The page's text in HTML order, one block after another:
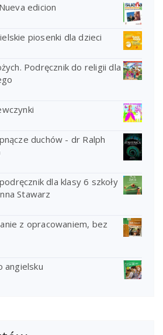
edicion
piosenki dla dzieci
Podręcznik do religii dla
duchów - dr Ralph
dla klasy 6 szkoły
Stawarz
z opracowaniem, bez
angielsku